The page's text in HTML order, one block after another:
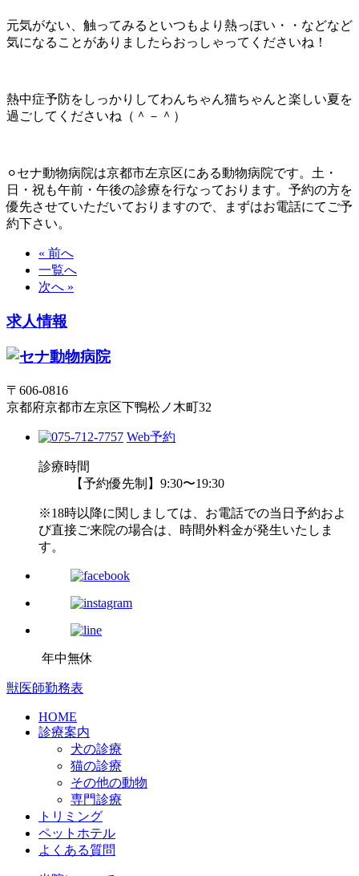
元気がない、触ってみるといつもより熱っぽい・・などなど
気になることがありましたらおっしゃってくださいね！
熱中症予防をしっかりしてわんちゃん猫ちゃんと楽しい夏を
過ごしてくださいね（＾－＾）
⚪︎セナ動物病院は京都市左京区にある動物病院です。土・
日・祝も午前・午後の診療を行なっております。予約の方を
優先させていただいておりますので、まずはお電話にてご予
約下さい。
« 前へ
一覧へ
次へ »
求人情報
〒606-0816
京都府京都市左京区下鴨松ノ木町32
Web予約
診療時間
【予約優先制】9:30〜19:30
※18時以降に関しましては、お電話での当日予約およ
び直接ご来院の場合は、時間外料金が発生いたしま
す。
年中無休
獣医師勤務表
HOME
診療案内
犬の診療
猫の診療
その他の動物
専門診療
トリミング
ペットホテル
よくある質問